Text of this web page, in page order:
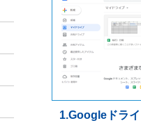
1.Googleドラ